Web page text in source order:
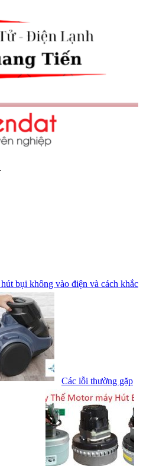
bụi không vào điện và cách khắc
Các lỗi thường gặp